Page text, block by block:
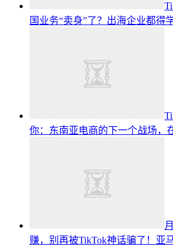
国业务“卖身”了？出海企业都得
你：东南亚电商的下一个战场，
赚，别再被TikTok神话骗了！亚